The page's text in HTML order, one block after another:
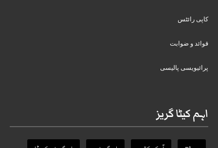
کاپی رائٹس
قوائد و ضوابت
پرائیویسی پالیسی
اہم کیٹا گریز